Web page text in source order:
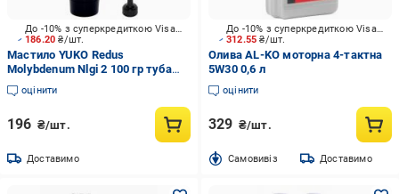
186.20₴/шт.
До -10% з суперкредиткою Visa Вигода
Мастило YUKO Redus
Molybdenum Nlgi 2 100 гр туба
125 ml пэ з носиком
оцінити
196 ₴/шт.
Доставимо
312.55₴/шт.
До -10% з суперкредиткою Visa Вигода
Олива AL-KO моторна 4-тактна
5W30 0,6 л
оцінити
329 ₴/шт.
Cамовивіз Доставимо